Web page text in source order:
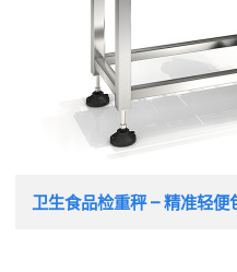
卫生食品检重秤 – 精准轻